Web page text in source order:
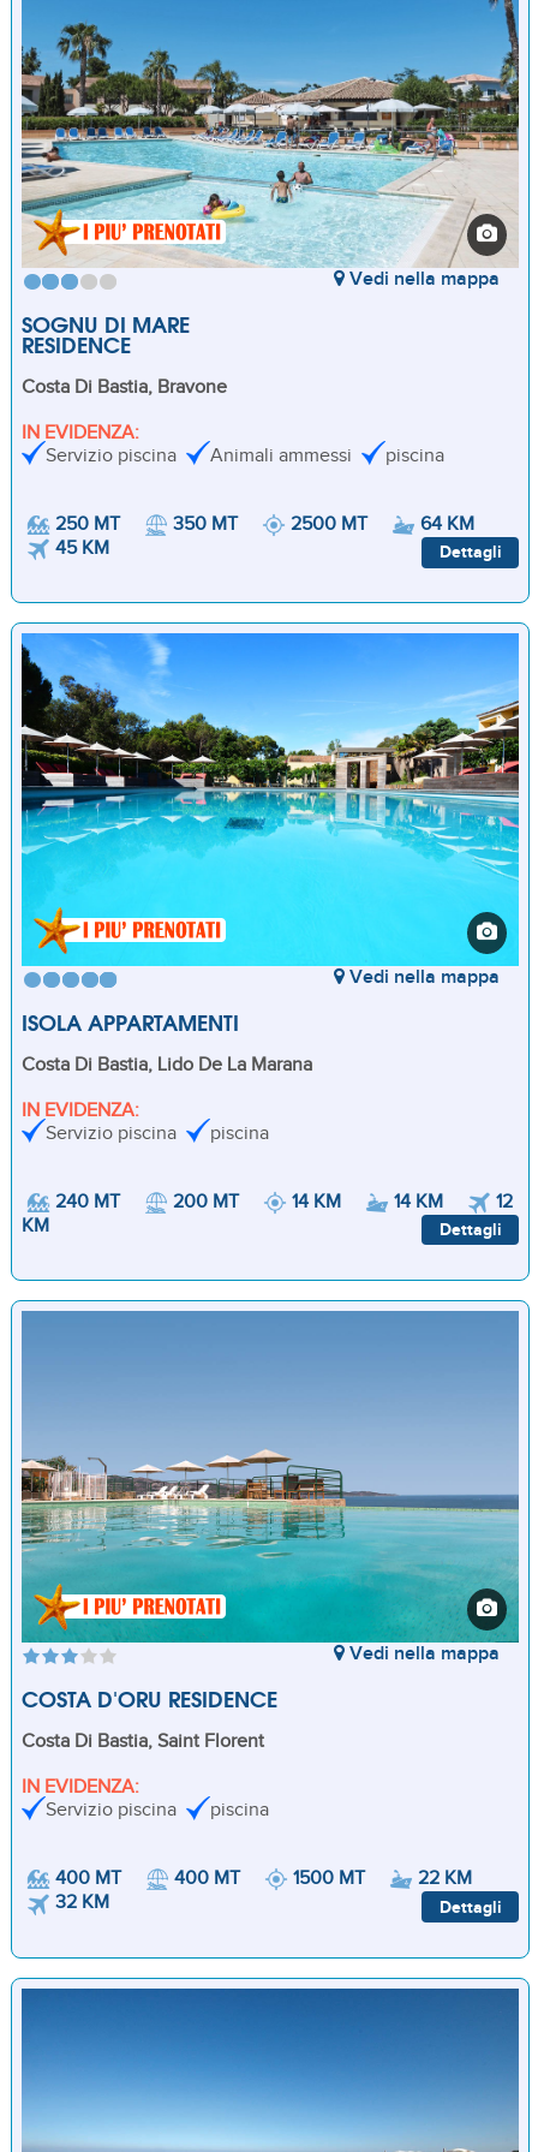
SOGNU DI MARE
RESIDENCE
Vedi nella mappa
Costa Di Bastia, Bravone
IN EVIDENZA:
Servizio piscina
Animali ammessi piscina
250 MT 350 MT 2500 MT
64 KM
45 KM
Dettagli
ISOLA APPARTAMENTI
Vedi nella mappa
Costa Di Bastia, Lido De La Marana
IN EVIDENZA:
Servizio piscina
piscina
240 MT 200 MT 14 KM 14 KM
12
KM
Dettagli
COSTA D'ORU RESIDENCE
Vedi nella mappa
Costa Di Bastia, Saint Florent
IN EVIDENZA:
Servizio piscina
piscina
400 MT 400 MT 1500 MT
22 KM
32 KM
Dettagli